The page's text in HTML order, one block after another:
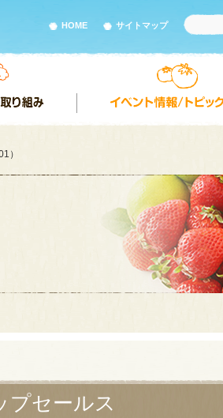
HOME サイトマップ
）
プセールス